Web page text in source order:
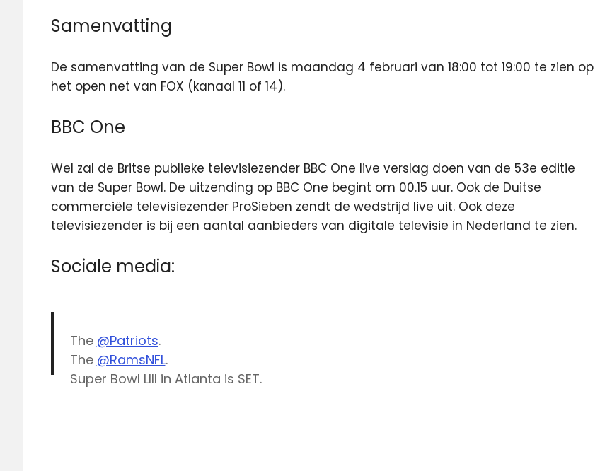
Samenvatting
De samenvatting van de Super Bowl is maandag 4 februari van 18:00 tot 19:00 te zien op
het open net van FOX (kanaal 11 of 14).
BBC One
Wel zal de Britse publieke televisiezender BBC One live verslag doen van de 53e editie
van de Super Bowl. De uitzending op BBC One begint om 00.15 uur. Ook de Duitse
commerciële televisiezender ProSieben zendt de wedstrijd live uit. Ook deze
televisiezender is bij een aantal aanbieders van digitale televisie in Nederland te zien.
Sociale media:
The @Patriots.
The @RamsNFL.
Super Bowl LIII in Atlanta is SET.